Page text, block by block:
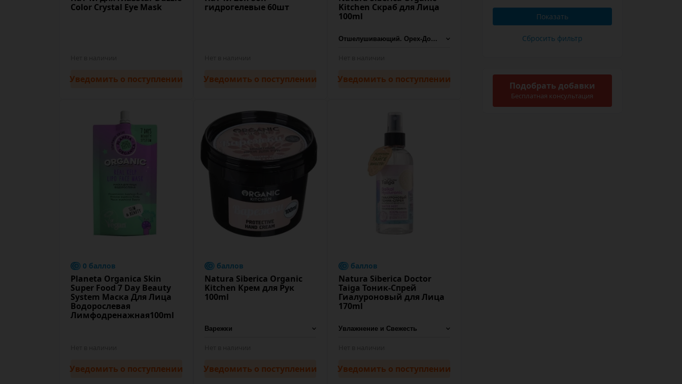
Подобрать добавки
Бесплатная консультация
Color Crystal Eye Mask
Уведомить о поступлении
гидрогелевые 60шт
Уведомить о поступлении
Kitchen Скраб для Лица
100ml
Уведомить о поступлении
0 баллов
Planeta Organica Skin
Super Food 7 Day Beauty
System Маска Для Лица
Водорослевая
Лимфодренажная100ml
Уведомить о поступлении
баллов
Natura Siberica Organic
Kitchen Крем для Рук
100ml
Уведомить о поступлении
баллов
Natura Siberica Doctor
Taiga Тоник-Спрей
Гиалуроновый для Лица
170ml
Уведомить о поступлении